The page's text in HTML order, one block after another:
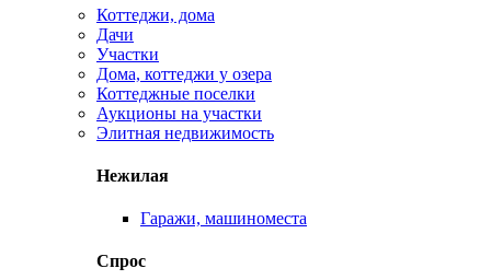
Коттеджи, дома
Дачи
Участки
Дома, коттеджи у озера
Коттеджные поселки
Аукционы на участки
Элитная недвижимость
Нежилая
Гаражи, машиноместа
Спрос